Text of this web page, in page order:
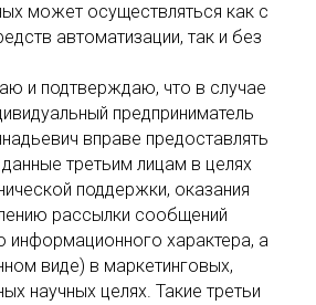
может осуществляться как с
автоматизации, так и без
и подтверждаю, что в случае
предприниматель
вправе предоставлять
третьим лицам в целях
поддержки, оказания
рассылки сообщений
информационного характера, а
виде) в маркетинговых,
научных целях. Такие третьи